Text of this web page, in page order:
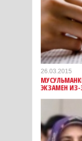
26.03.2015
ЭКЗАМЕН